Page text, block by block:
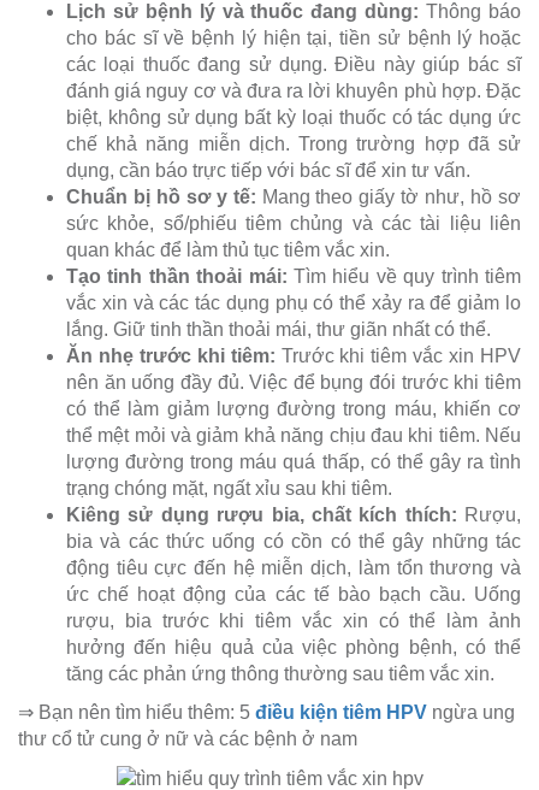
Lịch sử bệnh lý và thuốc đang dùng: Thông báo
cho bác sĩ về bệnh lý hiện tại, tiền sử bệnh lý hoặc
các loại thuốc đang sử dụng. Điều này giúp bác sĩ
đánh giá nguy cơ và đưa ra lời khuyên phù hợp. Đặc
biệt, không sử dụng bất kỳ loại thuốc có tác dụng ức
chế khả năng miễn dịch. Trong trường hợp đã sử
dụng, cần báo trực tiếp với bác sĩ để xin tư vấn.
Chuẩn bị hồ sơ y tế: Mang theo giấy tờ như, hồ sơ
sức khỏe, sổ/phiếu tiêm chủng và các tài liệu liên
quan khác để làm thủ tục tiêm vắc xin.
Tạo tinh thần thoải mái: Tìm hiểu về quy trình tiêm
vắc xin và các tác dụng phụ có thể xảy ra để giảm lo
lắng. Giữ tinh thần thoải mái, thư giãn nhất có thể.
Ăn nhẹ trước khi tiêm: Trước khi tiêm vắc xin HPV
nên ăn uống đầy đủ. Việc để bụng đói trước khi tiêm
có thể làm giảm lượng đường trong máu, khiến cơ
thể mệt mỏi và giảm khả năng chịu đau khi tiêm. Nếu
lượng đường trong máu quá thấp, có thể gây ra tình
trạng chóng mặt, ngất xỉu sau khi tiêm.
Kiêng sử dụng rượu bia, chất kích thích: Rượu,
bia và các thức uống có cồn có thể gây những tác
động tiêu cực đến hệ miễn dịch, làm tổn thương và
ức chế hoạt động của các tế bào bạch cầu. Uống
rượu, bia trước khi tiêm vắc xin có thể làm ảnh
hưởng đến hiệu quả của việc phòng bệnh, có thể
tăng các phản ứng thông thường sau tiêm vắc xin.
⇒ Bạn nên tìm hiểu thêm: 5 điều kiện tiêm HPV ngừa ung
thư cổ tử cung ở nữ và các bệnh ở nam